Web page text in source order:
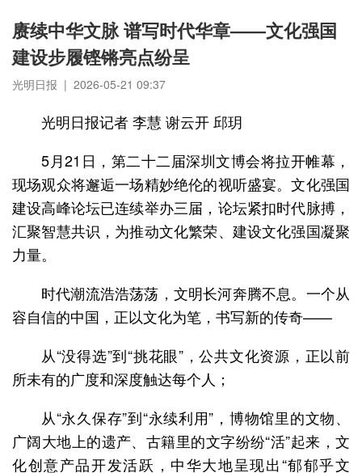
赓续中华文脉 谱写时代华章——文化强国
建设步履铿锵亮点纷呈
光明日报 | 2026-05-21 09:37
光明日报记者 李慧 谢云开 邱玥
5月21日，第二十二届深圳文博会将拉开帷幕，
现场观众将邂逅一场精妙绝伦的视听盛宴。文化强国
建设高峰论坛已连续举办三届，论坛紧扣时代脉搏，
汇聚智慧共识，为推动文化繁荣、建设文化强国凝聚
力量。
时代潮流浩浩荡荡，文明长河奔腾不息。一个从
容自信的中国，正以文化为笔，书写新的传奇——
从“没得选”到“挑花眼”，公共文化资源，正以前
所未有的广度和深度触达每个人；
从“永久保存”到“永续利用”，博物馆里的文物、
广阔大地上的遗产、古籍里的文字纷纷“活”起来，文
化创意产品开发活跃，中华大地呈现出“郁郁乎文